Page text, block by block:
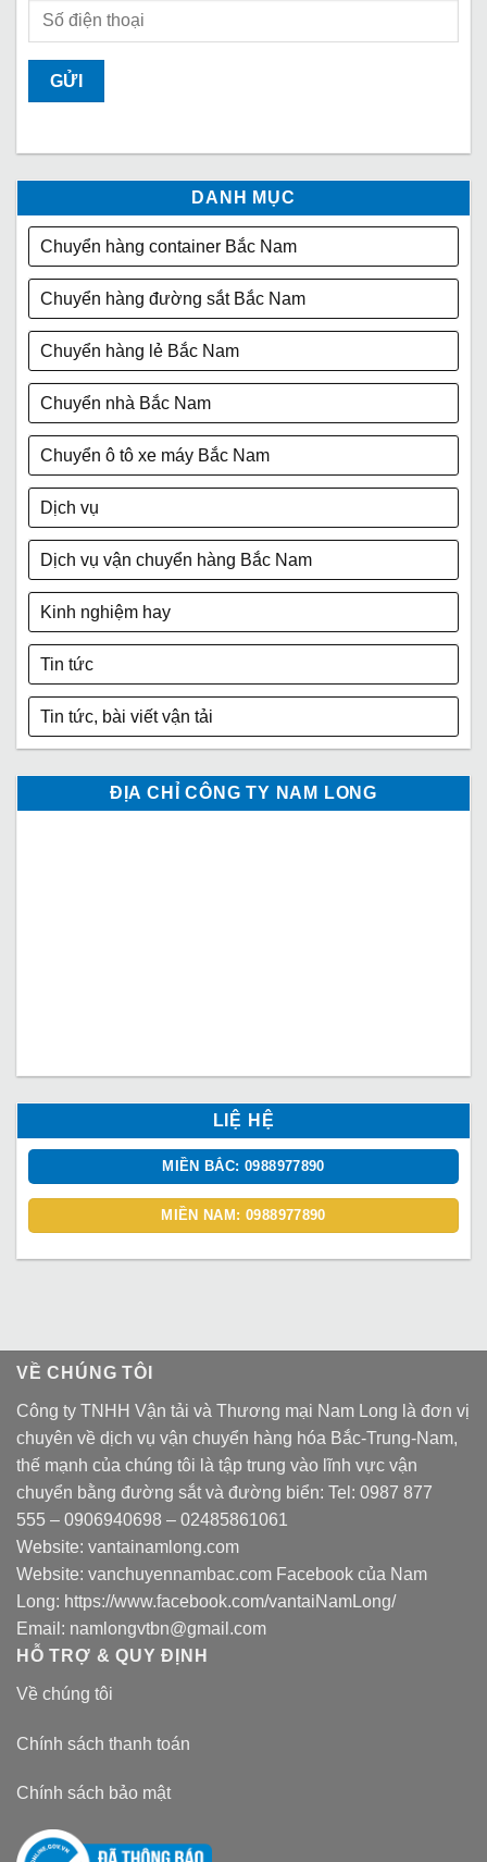
DANH MỤC
Chuyển hàng container Bắc Nam
Chuyển hàng đường sắt Bắc Nam
Chuyển hàng lẻ Bắc Nam
Chuyển nhà Bắc Nam
Chuyển ô tô xe máy Bắc Nam
Dịch vụ
Dịch vụ vận chuyển hàng Bắc Nam
Kinh nghiệm hay
Tin tức
Tin tức, bài viết vận tải
ĐỊA CHỈ CÔNG TY NAM LONG
LIỆ HỆ
MIỀN BẮC: 0988977890
MIỀN NAM: 0988977890
VỀ CHÚNG TÔI
Công ty TNHH Vận tải và Thương mại Nam Long là đơn vị
chuyên về dịch vụ vận chuyển hàng hóa Bắc-Trung-Nam,
thế mạnh của chúng tôi là tập trung vào lĩnh vực vận
chuyển bằng đường sắt và đường biển: Tel: 0987 877
555 – 0906940698 – 02485861061
Website: vantainamlong.com
Website: vanchuyennambac.com Facebook của Nam
Long: https://www.facebook.com/vantaiNamLong/
Email: namlongvtbn@gmail.com
HỖ TRỢ & QUY ĐỊNH
Về chúng tôi
Chính sách thanh toán
Chính sách bảo mật